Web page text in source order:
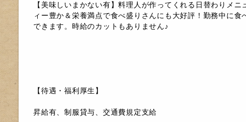
【美味しいまかない有】料理人が作ってくれる日替わりメ
ィー豊か＆栄養満点で食べ盛りさんにも大好評！勤務中に
できます。時給のカットもありません♪
【待遇・福利厚生】
昇給有、制服貸与、交通費規定支給